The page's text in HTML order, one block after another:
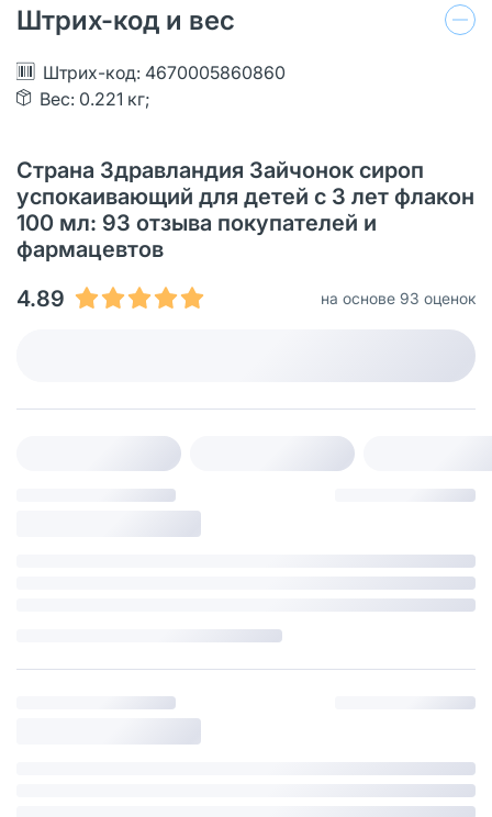
Штрих-код и вес
Штрих-код: 4670005860860
Вес: 0.221 кг;
Страна Здравландия Зайчонок сироп
успокаивающий для детей с 3 лет флакон
100 мл: 93 отзыва покупателей и
фармацевтов
4.89
на основе 93 оценок